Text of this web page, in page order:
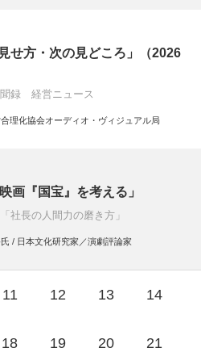
せ方・次の見どころ」（2026
聞録 経営ニュース
理化協会オーディオ・ヴィジュアル局
『国宝』を考える」
社長の人間力の磨き方」
/ 日本文化研究家／演劇評論家
11 12 13 14
18 19 20 21